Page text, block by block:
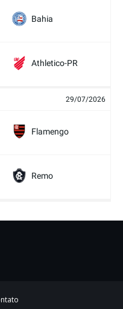
Bahia
Athletico-PR
29/07/2026
Flamengo
Remo